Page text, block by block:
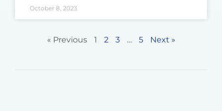
October 8, 2023
« Previous 1 2 3 … 5 Next »